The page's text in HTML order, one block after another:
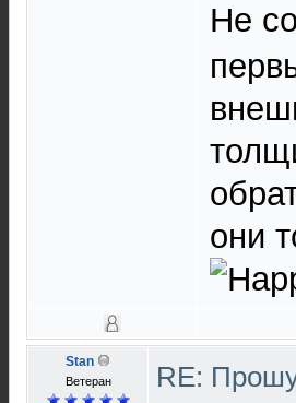
Не
они
Stan
Ветеран
RE: